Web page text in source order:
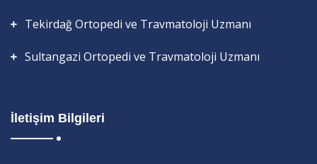
Tekirdağ Ortopedi ve Travmatoloji Uzmanı
Sultangazi Ortopedi ve Travmatoloji Uzmanı
İletişim Bilgileri